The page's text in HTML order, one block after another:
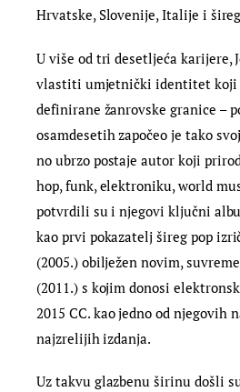
Hrvatske, Slovenije, Italije i
U više od tri desetljeća karijere,
vlastiti umjetnički identitet koji
definirane žanrovske granice –
osamdesetih započeo je tako
no ubrzo postaje autor koji
hop, funk, elektroniku, world
potvrdili su i njegovi ključni
kao prvi pokazatelj šireg pop
(2005.) obilježen novim,
(2011.) s kojim donosi
2015 CC. kao jedno od njegovih
najzrelijih izdanja.
Uz takvu glazbenu širinu došli